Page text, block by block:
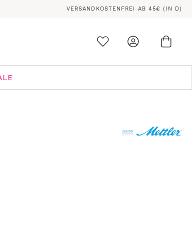
VERSANDKOSTENFREI AB 45€ (IN D)